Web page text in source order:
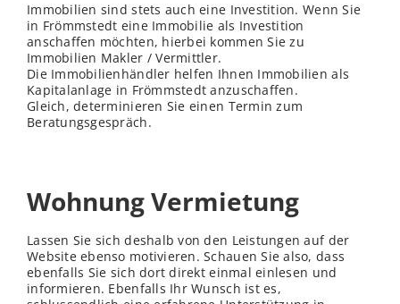
Immobilien sind stets auch eine Investition. Wenn Sie
in Frömmstedt eine Immobilie als Investition
anschaffen möchten, hierbei kommen Sie zu
Immobilien Makler / Vermittler.
Die Immobilienhändler helfen Ihnen Immobilien als
Kapitalanlage in Frömmstedt anzuschaffen.
Gleich, determinieren Sie einen Termin zum
Beratungsgespräch.
Wohnung Vermietung
Lassen Sie sich deshalb von den Leistungen auf der
Website ebenso motivieren. Schauen Sie also, dass
ebenfalls Sie sich dort direkt einmal einlesen und
informieren. Ebenfalls Ihr Wunsch ist es,